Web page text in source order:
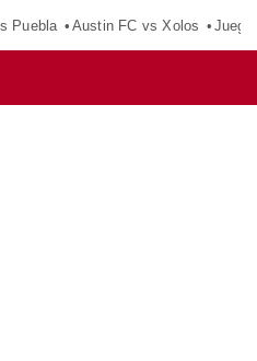
Puebla Austin FC vs Xolos